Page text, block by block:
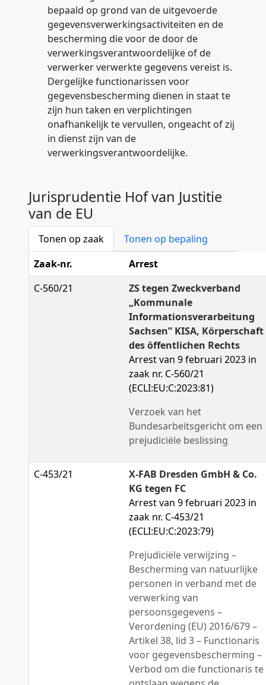
bepaald op grond van de uitgevoerde
gegevensverwerkingsactiviteiten en de
bescherming die voor de door de
verwerkingsverantwoordelijke of de
verwerker verwerkte gegevens vereist is.
Dergelijke functionarissen voor
gegevensbescherming dienen in staat te
zijn hun taken en verplichtingen
onafhankelijk te vervullen, ongeacht of zij
in dienst zijn van de
verwerkingsverantwoordelijke.
Jurisprudentie Hof van Justitie
van de EU
Tonen op zaak
Tonen op bepaling
Zaak-nr.
Arrest
C-560/21
ZS tegen Zweckverband
„Kommunale
Informationsverarbeitung
Sachsen” KISA, Körperschaft
des öffentlichen Rechts
Arrest van 9 februari 2023 in
zaak nr. C-560/21
(ECLI:EU:C:2023:81)
Verzoek van het
Bundesarbeitsgericht om een
prejudiciële beslissing
C-453/21
X-FAB Dresden GmbH & Co.
KG tegen FC
Arrest van 9 februari 2023 in
zaak nr. C-453/21
(ECLI:EU:C:2023:79)
Prejudiciële verwijzing –
Bescherming van natuurlijke
personen in verband met de
verwerking van
persoonsgegevens –
Verordening (EU) 2016/679 –
Artikel 38, lid 3 – Functionaris
voor gegevensbescherming –
Verbod om die functionaris te